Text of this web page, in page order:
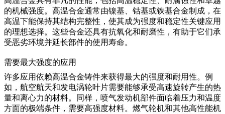
的机械强度。高温合金通常由镍基、钴基或铁基合金制成，在
高温下能保持其结构完整性，使其成为强度和稳定性关键应用
的理想选择。这些合金还具有抗氧化和耐磨性，有助于它们承
受恶劣环境并延长部件的使用寿命。
需要最大强度的应用
许多应用依赖高温合金铸件来获得最大的强度和耐用性。例
如，航空航天和发电涡轮叶片需要能够承受高速旋转产生的热
量和离心力的材料。同样，喷气发动机部件面临着压力和温度
方面的极端条件，需要高强度材料。燃气轮机和其他高性能机